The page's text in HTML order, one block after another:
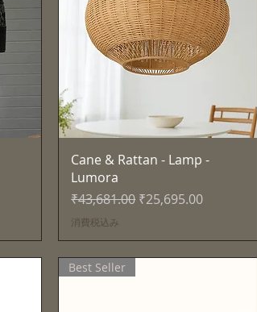
クイックビュー
Cane & Rattan - Lamp -
Lumora
通常価格
₹43,681.00 セール価格
₹25,695.00
消費税込み
Best Seller